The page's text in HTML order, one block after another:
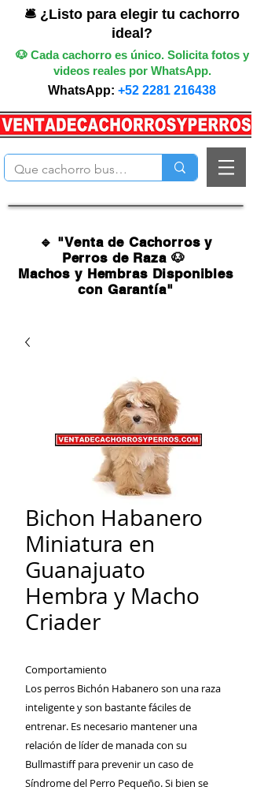
🛎️ ¿Listo para elegir tu cachorro
ideal?
🐶 Cada cachorro es único. Solicita fotos y
videos reales por WhatsApp.
WhatsApp: +52 2281 216438
🔹 "Venta de Cachorros y
Perros de Raza 🐶
Machos y Hembras Disponibles
con Garantía"
Bichon Habanero
Miniatura en
Guanajuato
Hembra y Macho
Criader
Comportamiento
Los perros Bichón Habanero son una raza
inteligente y son bastante fáciles de
entrenar. Es necesario mantener una
relación de líder de manada con su
Bullmastiff para prevenir un caso de
Síndrome del Perro Pequeño. Si bien se